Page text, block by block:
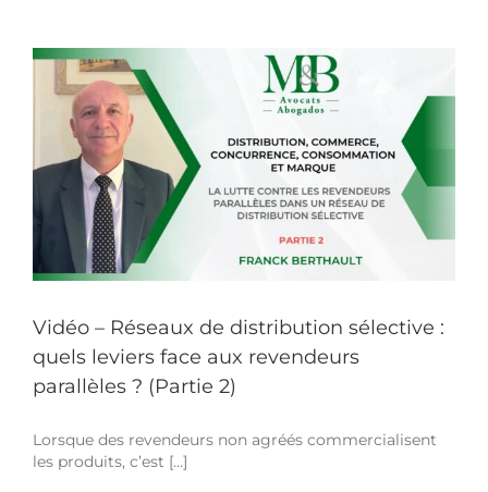
Vidéo – Réseaux de distribution sélective :
quels leviers face aux revendeurs
parallèles ? (Partie 2)
Lorsque des revendeurs non agréés commercialisent
les produits, c’est [...]